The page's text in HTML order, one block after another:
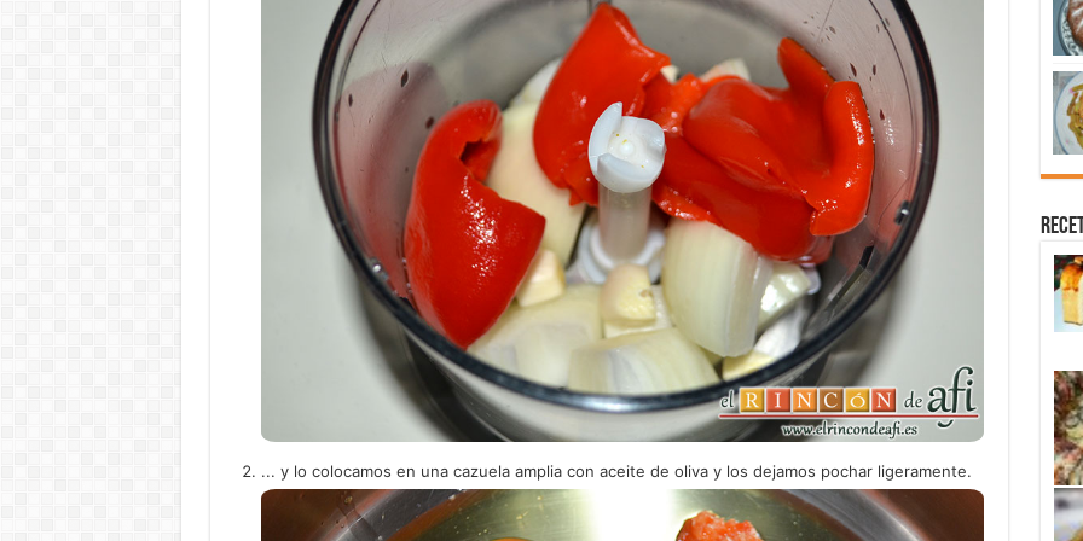
... y lo colocamos en una cazuela amplia con aceite de oliva y los dejamos pochar ligeramente.